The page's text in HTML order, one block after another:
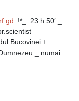
:!*_: 23 h 50′ _
_
Bucovinei +
_ numai